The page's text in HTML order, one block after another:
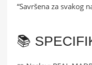
“Savršena za svakog
📚